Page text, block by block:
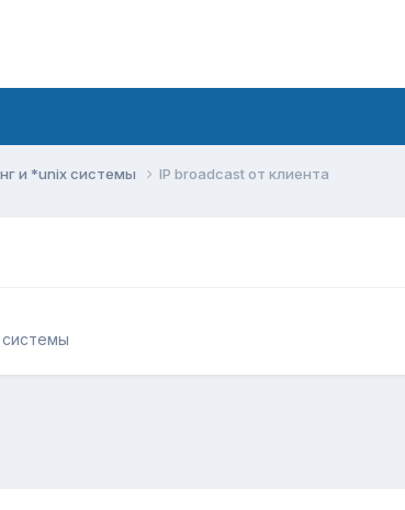
и *unix системы IP broadcast от клиента